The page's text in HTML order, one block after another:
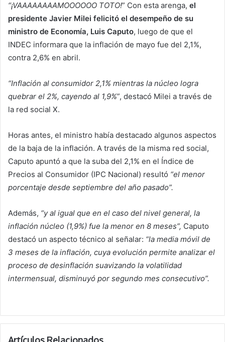
“¡VAAAAAAAAMOOOOOO TOTO!” Con esta arenga, el
presidente Javier Milei felicitó el desempeño de su
ministro de Economía, Luis Caputo, luego de que el
INDEC informara que la inflación de mayo fue del 2,1%,
contra 2,6% en abril.
“Inflación al consumidor 2,1% mientras la núcleo logra
quebrar el 2%, cayendo al 1,9%”, destacó Milei a través de
la red social X.
Horas antes, el ministro había destacado algunos aspectos
de la baja de la inflación. A través de la misma red social,
Caputo apuntó a que la suba del 2,1% en el Índice de
Precios al Consumidor (IPC Nacional) resultó “el menor
porcentaje desde septiembre del año pasado”.
Además, “y al igual que en el caso del nivel general, la
inflación núcleo (1,9%) fue la menor en 8 meses”, Caputo
destacó un aspecto técnico al señalar: “la media móvil de
3 meses de la inflación, cuya evolución permite analizar el
proceso de desinflación suavizando la volatilidad
intermensual, disminuyó por segundo mes consecutivo”.